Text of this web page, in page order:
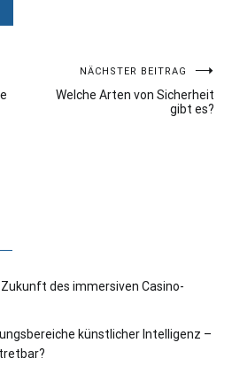
NÄCHSTER BEITRAG
Welche Arten von Sicherheit
gibt es?
des immersiven Casino-
künstlicher Intelligenz –